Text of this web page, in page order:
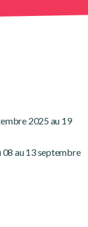
2025 au 19
08 au 13 septembre